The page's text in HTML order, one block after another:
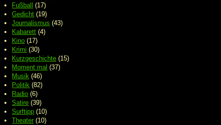
Fußball (17)
Gedicht (19)
Journalismus (43)
Kabarett (4)
Kino (17)
Krimi (30)
Kurzgeschichte (15)
Moment mal (37)
Musik (46)
Politik (82)
Radio (6)
Satire (39)
Surftipp (10)
Theater (10)